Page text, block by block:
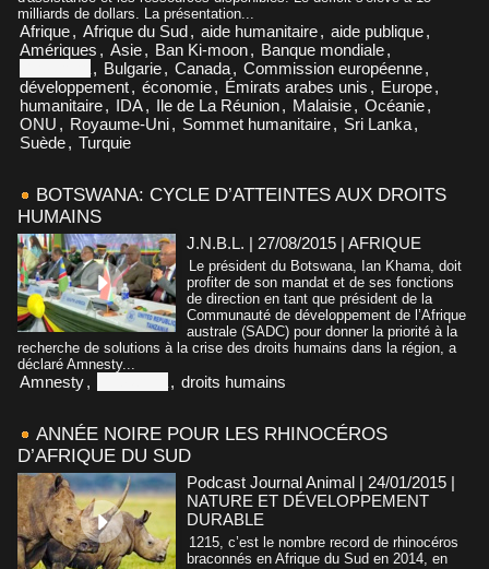
milliards de dollars. La présentation...
Afrique, Afrique du Sud, aide humanitaire, aide publique,
Amériques , Asie, Ban Ki-moon, Banque mondiale,
, Bulgarie, Canada, Commission européenne,
développement, économie, Émirats arabes unis , Europe,
humanitaire, IDA, Ile de La Réunion, Malaisie, Océanie,
ONU , Royaume-Uni, Sommet humanitaire, Sri Lanka,
Suède, Turquie
BOTSWANA: CYCLE D’ATTEINTES AUX DROITS
HUMAINS
J.N.B.L. | 27/08/2015 | AFRIQUE
Le président du Botswana, Ian Khama, doit
profiter de son mandat et de ses fonctions
de direction en tant que président de la
Communauté de développement de l’Afrique
australe (SADC) pour donner la priorité à la
recherche de solutions à la crise des droits humains dans la région, a
déclaré Amnesty...
Amnesty, , droits humains
ANNÉE NOIRE POUR LES RHINOCÉROS
D’AFRIQUE DU SUD
Podcast Journal Animal | 24/01/2015 |
NATURE ET DÉVELOPPEMENT
DURABLE
1215, c’est le nombre record de rhinocéros
braconnés en Afrique du Sud en 2014, en